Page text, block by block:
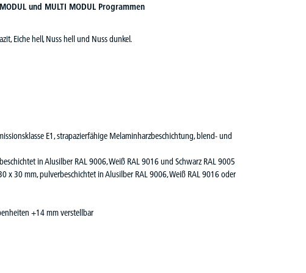
und MULTI MODUL Programmen
Eiche hell, Nuss hell und Nuss dunkel.
E1, strapazierfähige Melaminharzbeschichtung, blend- und
in Alusilber RAL 9006, Weiß RAL 9016 und Schwarz RAL 9005
x 30 mm, pulverbeschichtet in Alusilber RAL 9006, Weiß RAL 9016 oder
+14 mm verstellbar